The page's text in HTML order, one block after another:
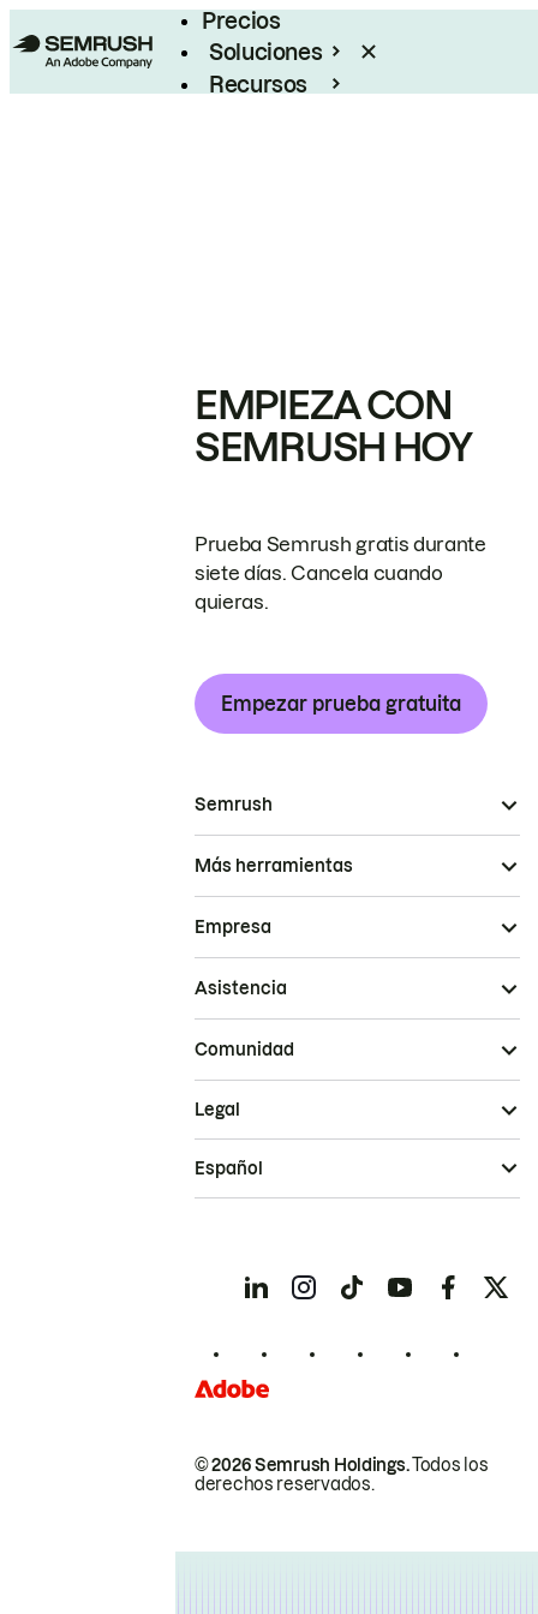
Precios
Soluciones
Recursos
EMPIEZA CON
SEMRUSH HOY
Prueba Semrush gratis durante
siete días. Cancela cuando
quieras.
Empezar prueba gratuita
Semrush
Más herramientas
Empresa
Asistencia
Comunidad
© 2026 Semrush Holdings.Todos los
derechos reservados.
Legal
Español